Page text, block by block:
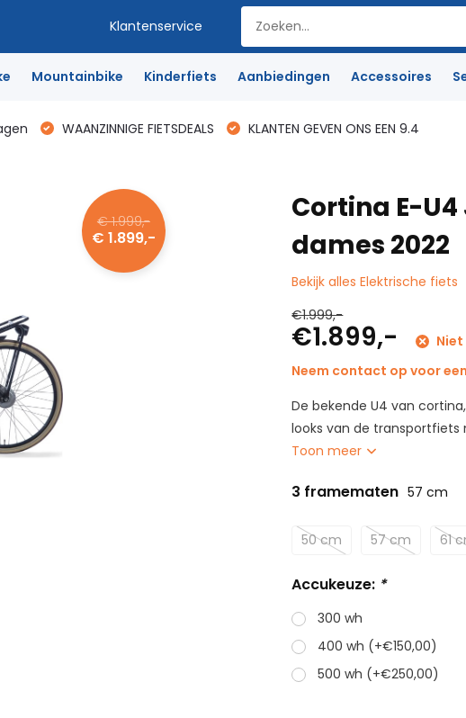
Klantenservice
Mountainbike Kinderfiets Aanbiedingen Accessoires
WAANZINNIGE FIETSDEALS KLANTEN GEVEN ONS EEN 9.4
€ 1.999,-
€ 1.899,-
Cortina E-
dames 2022
Bekijk alles Elektrische fiets
€1.999,-
€1.899,-
Neem contact op voor
De bekende U4 van
looks van de transportfiets
Toon meer
3 framematen 57 cm
50 cm 57 cm 61
Accukeuze: *
300 wh
400 wh (+€150,00)
500 wh (+€250,00)